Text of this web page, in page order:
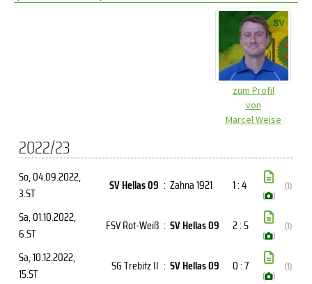
zum Profil
von
Marcel Weise
2022/23
So, 04.09.2022,
3.ST
SV Hellas 09 : Zahna 1921 1 : 4
( )
(1)
Sa, 01.10.2022,
6.ST
FSV Rot-Weiß : SV Hellas 09 2 : 5
( )
(1)
Sa, 10.12.2022,
15.ST
SG Trebitz II : SV Hellas 09 0 : 7
( )
(1)